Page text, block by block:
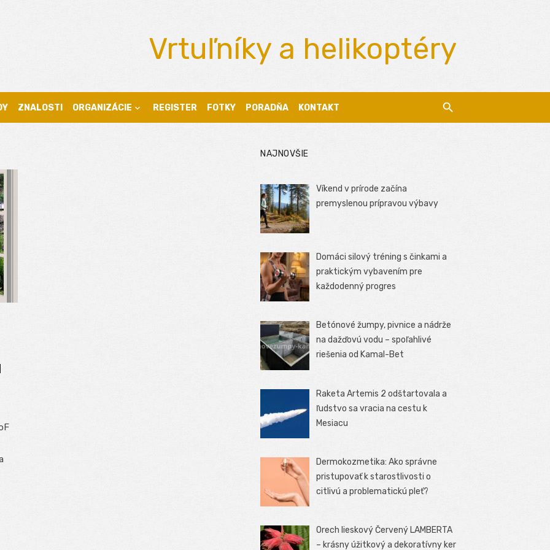
Vrtuľníky a helikoptéry
ZNALOSTI ORGANIZÁCIE REGISTER FOTKY PORADŇA KONTAKT
NAJNOVŠIE
Víkend v prírode začína
premyslenou prípravou výbavy
Domáci silový tréning s činkami a
praktickým vybavením pre
každodenný progres
Betónové žumpy, pivnice a nádrže
na dažďovú vodu – spoľahlivé
riešenia od Kamal-Bet
Raketa Artemis 2 odštartovala a
ľudstvo sa vracia na cestu k
Mesiacu
Dermokozmetika: Ako správne
pristupovať k starostlivosti o
citlivú a problematickú pleť?
Orech lieskový Červený LAMBERTA
– krásny úžitkový a dekoratívny ker